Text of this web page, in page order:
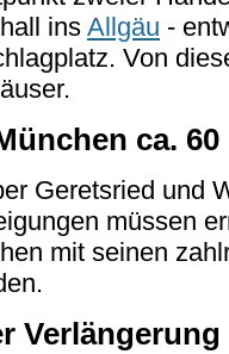
ins Allgäu -
Von
ca. 60
Geretsried und
müssen
mit seinen
Verlängerung